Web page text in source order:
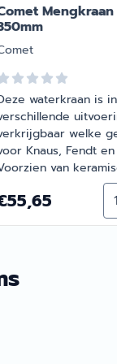
Reich
waterkraan is in
welke
Knaus, Fendt
van
10mm.
Doorvoergat 33mm.
55,65